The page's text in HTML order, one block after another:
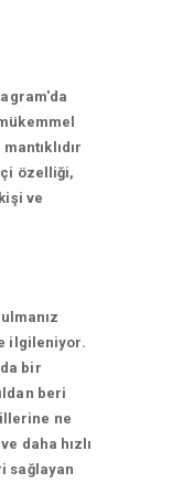
özelliği,
ve
ilgileniyor.
bir
beri
ne
daha hızlı
sağlayan